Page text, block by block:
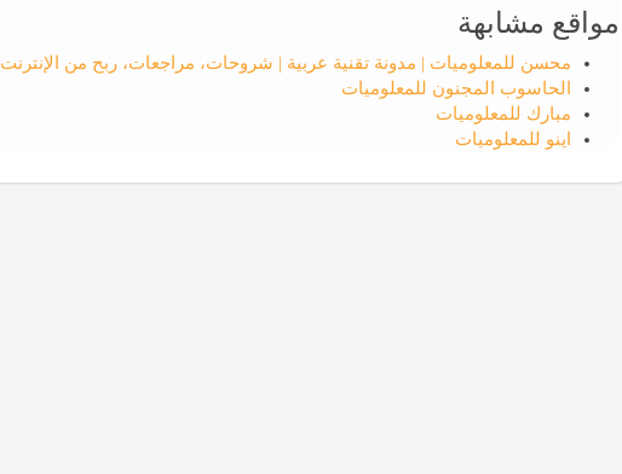
مواقع مشابهة
محسن للمعلوميات | مدونة تقنية عربية | شروحات، مراجعات، ربح من الإنترنت
الحاسوب المجنون للمعلوميات
مبارك للمعلوميات
اينو للمعلوميات